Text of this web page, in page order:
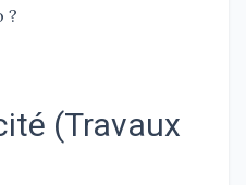
?
(Travaux